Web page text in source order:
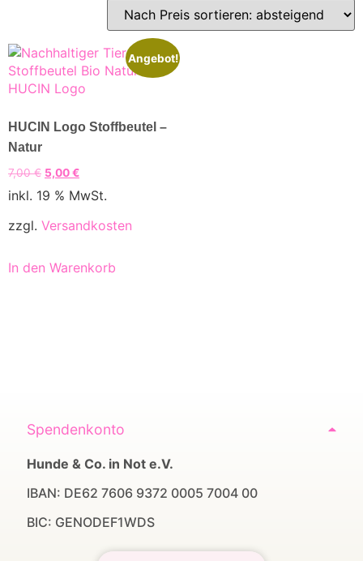
Angebot!
HUCIN Logo Stoffbeutel –
Natur
7,00€ 5,00€
inkl. 19 % MwSt.
zzgl. Versandkosten
In den Warenkorb
Spendenkonto
Hunde & Co. in Not e.V.
IBAN: DE62 7606 9372 0005 7004 00
BIC: GENODEF1WDS